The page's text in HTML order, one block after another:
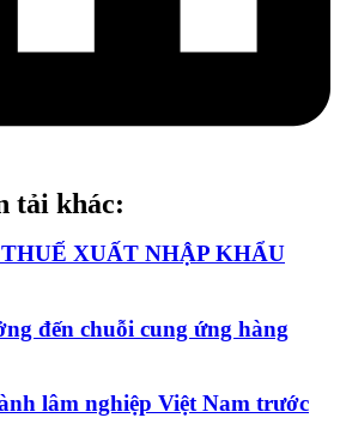
tải khác:
XUẤT NHẬP KHẨU
đến chuỗi cung ứng hàng
lâm nghiệp Việt Nam trước